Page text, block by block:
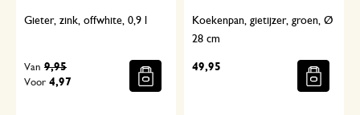
Gieter, zink, offwhite, 0,9 l
Voor 4,97
Van 9,95
Koekenpan, gietijzer, groen, Ø
28 cm
49,95